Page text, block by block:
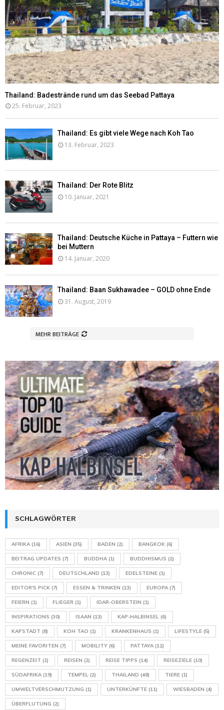
Thailand: Badestrände rund um das Seebad Pattaya
25. Februar, 2023
Thailand: Es gibt viele Wege nach Koh Tao
13. Februar, 2023
Thailand: Der Rote Blitz
10. Januar, 2021
Thailand: Deutsche Küche in Pattaya – Futtern wie
bei Muttern
14. Januar, 2020
Thailand: Baan Sukhawadee – GOLD ohne Ende
31. August, 2019
MEHR BEITRÄGE
SCHLAGWÖRTER
AFRIKA(16) ASIEN (35) BADEN (2) BANGKOK (6)
BEITRAG UPDATES (7) BUDDHA(1) BUDDHISMUS (2)
CHRONIC (7) DEUTSCHLAND (13) EDELSTEINE (1)
EDITOR'S PICK (7) ESSEN & TRINKEN (13) EUROPA(7)
FEIERN (1) FLIEGER (1) IDAR-OBERSTEIN (1)
INSPIRATIONS (30) ISAAN (13) KAP-HALBINSEL (6)
KAPSTADT (8) KOH TAO (1) KRANKENHAUS (1) LIFESTYLE (5)
MEINE FAVORITEN (7) MOBILITY (6) PATTAYA(12)
REGENZEIT (2) REISEN (2) REISE TIPPS (14) REISEZIELE (10)
SÜDAFRIKA(19) TEMPEL (2) THAILAND (48) TIERE (1)
UMWELTVERSCHMUTZUNG (1) UNTERKÜNFTE (11) WIESBADEN (4)
ÜBERFLUTUNG (2)